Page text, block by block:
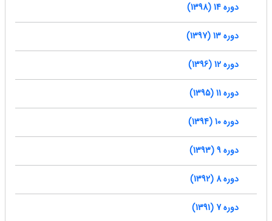
دوره 14 (1398)
دوره 13 (1397)
دوره 12 (1396)
دوره 11 (1395)
دوره 10 (1394)
دوره 9 (1393)
دوره 8 (1392)
دوره 7 (1391)